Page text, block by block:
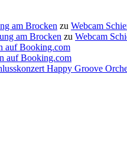
am Brocken zu Webcam
am Brocken zu Webcam
auf Booking.com
auf Booking.com
Happy Groove